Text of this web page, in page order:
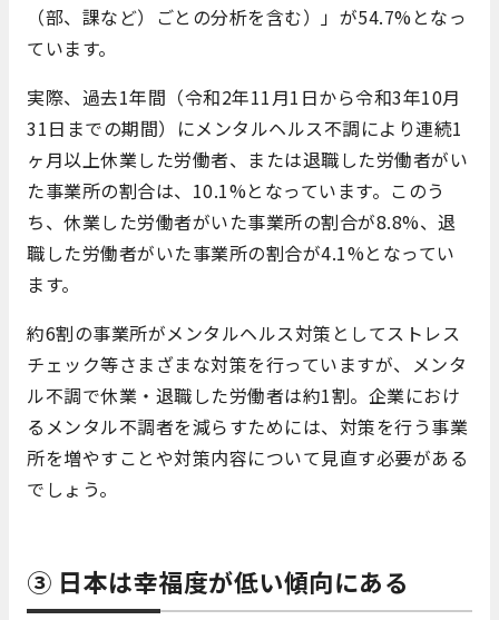
（部、課など）ごとの分析を含む）」が54.7%となっ
ています。
実際、過去1年間（令和2年11月1日から令和3年10月
31日までの期間）にメンタルヘルス不調により連続1
ヶ月以上休業した労働者、または退職した労働者がい
た事業所の割合は、10.1%となっています。このう
ち、休業した労働者がいた事業所の割合が8.8%、退
職した労働者がいた事業所の割合が4.1%となってい
ます。
約6割の事業所がメンタルヘルス対策としてストレス
チェック等さまざまな対策を行っていますが、メンタ
ル不調で休業・退職した労働者は約1割。企業におけ
るメンタル不調者を減らすためには、対策を行う事業
所を増やすことや対策内容について見直す必要がある
でしょう。
③ 日本は幸福度が低い傾向にある